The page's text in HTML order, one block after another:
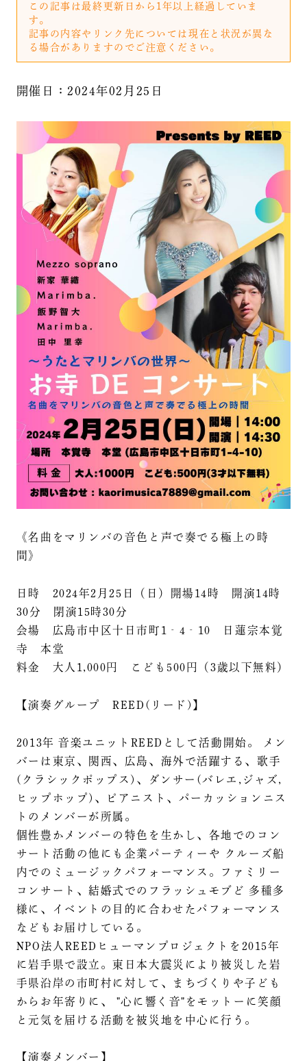
この記事は最終更新日から1年以上経過していま
す。
記事の内容やリンク先については現在と状況が異な
る場合がありますのでご注意ください。
開催日：2024年02月25日
《名曲をマリンバの音色と声で奏でる極上の時
間》
日時 2024年2月25日（日）開場14時 開演14時
30分 閉演15時30分
会場 広島市中区十日市町1‐4‐10 日蓮宗本覚
寺 本堂
料金 大人1,000円 こども500円（3歳以下無料）
【演奏グループ REED(リード)】
2013年 音楽ユニットREEDとして活動開始。 メン
バーは東京、関西、広島、海外で活躍する、歌手
(クラシックポップス)、ダンサー(バレエ,ジャズ,
ヒップホップ)、ピアニスト、パーカッションニス
トのメンバーが所属。
個性豊かメンバーの特色を生かし、各地でのコン
サート活動の他にも企業パーティーや クルーズ船
内でのミュージックパフォーマンス。ファミリー
コンサート、結婚式でのフラッシュモブど 多種多
様に、イベントの目的に合わせたパフォーマンス
などもお届けしている。
NPO法人REEDヒューマンプロジェクトを2015年
に岩手県で設立。東日本大震災により被災した岩
手県沿岸の市町村に対して、まちづくりや子ども
からお年寄りに、 "心に響く音"をモットーに笑顔
と元気を届ける活動を被災地を中心に行う。
【演奏メンバー】